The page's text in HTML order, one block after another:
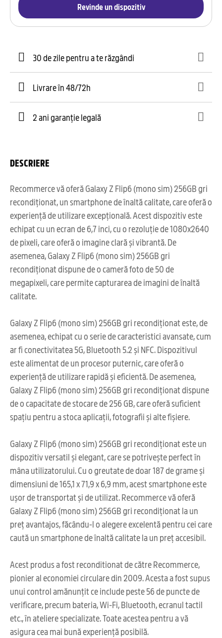
Revinde un dispozitiv
30 de zile pentru a te răzgândi
Livrare în 48/72h
2 ani garanție legală
DESCRIERE
Recommerce vă oferă Galaxy Z Flip6 (mono sim) 256GB gri
recondiționat, un smartphone de înaltă calitate, care oferă o
experiență de utilizare excepțională. Acest dispozitiv este
echipat cu un ecran de 6,7 inci, cu o rezoluție de 1080x2640
de pixeli, care oferă o imagine clară și vibrantă. De
asemenea, Galaxy Z Flip6 (mono sim) 256GB gri
recondiționat dispune de o cameră foto de 50 de
megapixeli, care permite capturarea de imagini de înaltă
calitate.
Galaxy Z Flip6 (mono sim) 256GB gri recondiționat este, de
asemenea, echipat cu o serie de caracteristici avansate, cum
ar fi conectivitatea 5G, Bluetooth 5.2 și NFC. Dispozitivul
este alimentat de un procesor puternic, care oferă o
experiență de utilizare rapidă și eficientă. De asemenea,
Galaxy Z Flip6 (mono sim) 256GB gri recondiționat dispune
de o capacitate de stocare de 256 GB, care oferă suficient
spațiu pentru a stoca aplicații, fotografii și alte fișiere.
Galaxy Z Flip6 (mono sim) 256GB gri recondiționat este un
dispozitiv versatil și elegant, care se potrivește perfect în
mâna utilizatorului. Cu o greutate de doar 187 de grame și
dimensiuni de 165,1 x 71,9 x 6,9 mm, acest smartphone este
ușor de transportat și de utilizat. Recommerce vă oferă
Galaxy Z Flip6 (mono sim) 256GB gri recondiționat la un
preț avantajos, făcându-l o alegere excelentă pentru cei care
caută un smartphone de înaltă calitate la un preț accesibil.
Acest produs a fost reconditionat de către Recommerce,
pionier al economiei circulare din 2009. Acesta a fost supus
unui control amănunțit ce include peste 56 de puncte de
verificare, precum bateria, Wi-Fi, Bluetooth, ecranul tactil
etc., în ateliere specializate. Toate acestea pentru a vă
asigura cea mai bună experiență posibilă.